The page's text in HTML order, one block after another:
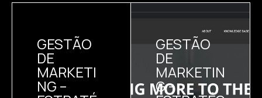
GESTÃO
DE
MARKETI
NG –
GESTÃO
DE
MARKETIN
G –